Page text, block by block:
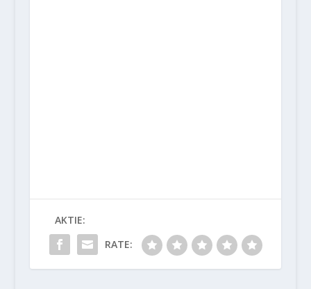
AKTIE:
RATE: